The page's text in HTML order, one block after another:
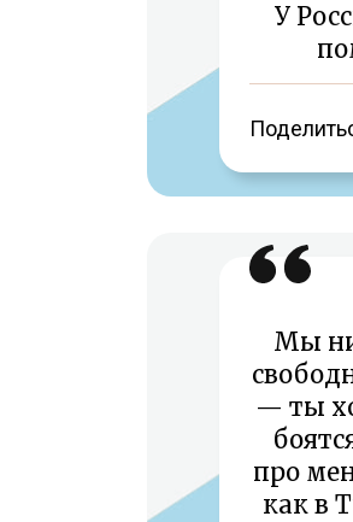
У
Мы
— ты
про
как в